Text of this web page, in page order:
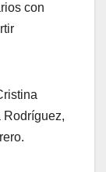
con
Rodríguez,